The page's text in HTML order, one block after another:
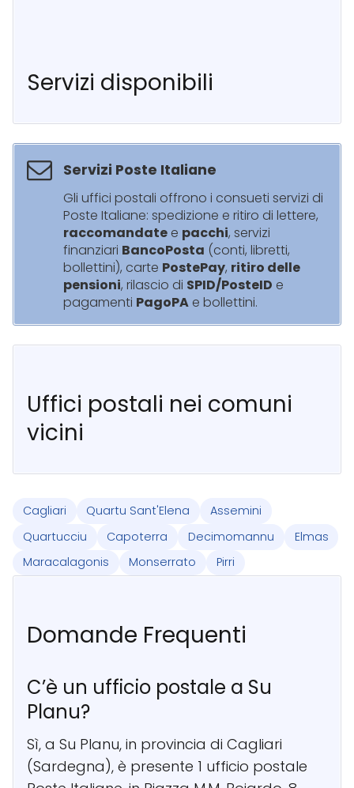
Servizi disponibili
Servizi Poste Italiane
Gli uffici postali offrono i consueti servizi di
Poste Italiane: spedizione e ritiro di lettere,
raccomandate e pacchi, servizi
finanziari BancoPosta (conti, libretti,
bollettini), carte PostePay, ritiro delle
pensioni, rilascio di SPID/PosteID e
pagamenti PagoPA e bollettini.
Uffici postali nei comuni
vicini
Cagliari Quartu Sant'Elena
Assemini
Quartucciu
Capoterra Decimomannu
Elmas
Maracalagonis
Monserrato Pirri
Domande Frequenti
C’è un ufficio postale a Su
Planu?
Sì, a Su Planu, in provincia di Cagliari
(Sardegna), è presente 1 ufficio postale